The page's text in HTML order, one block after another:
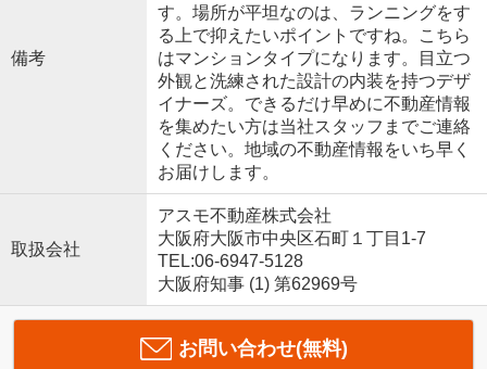
備考
す。場所が平坦なのは、ランニングをす
る上で抑えたいポイントですね。こちら
はマンションタイプになります。目立つ
外観と洗練された設計の内装を持つデザ
イナーズ。できるだけ早めに不動産情報
を集めたい方は当社スタッフまでご連絡
ください。地域の不動産情報をいち早く
お届けします。
取扱会社
アスモ不動産株式会社
大阪府大阪市中央区石町１丁目1-7
TEL:06-6947-5128
大阪府知事 (1) 第62969号
お問い合わせ(無料)